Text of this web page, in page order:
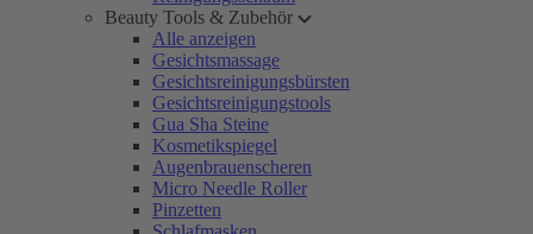
Beauty Tools & Zubehör
Alle anzeigen
Gesichtsmassage
Gesichtsreinigungsbürsten
Gesichtsreinigungstools
Gua Sha Steine
Kosmetikspiegel
Augenbrauenscheren
Micro Needle Roller
Pinzetten